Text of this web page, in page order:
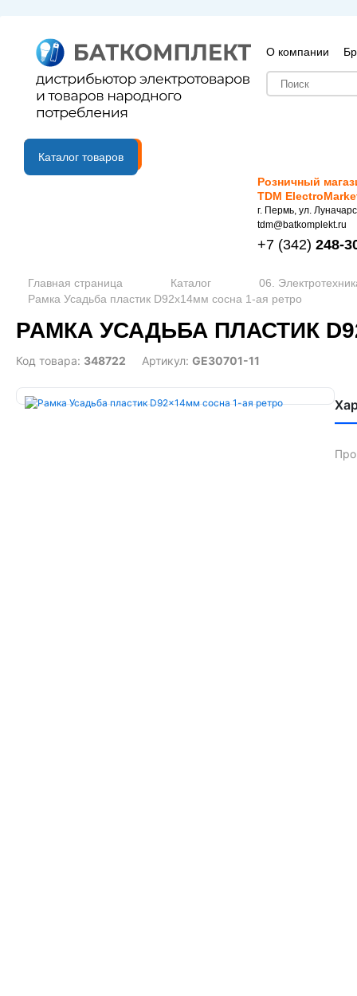
О компании
B2B портал
Каталог товаров
Розничный
TDM
г. Пермь, ул.
tdm@batkomplekt.ru
+7 (342) 248-
Главная страница Каталог
06.
Рамка Усадьба пластик D92x14мм сосна 1-ая ретро
РАМКА УСАДЬБА ПЛАСТИК
Код товара: 348722 Артикул: GE30701-11